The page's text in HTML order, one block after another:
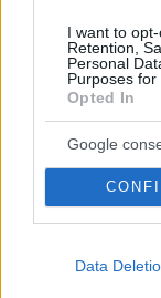
I want to
Retention,
Personal
Purposes for
Opted In
Google
Data
Σφουγγάτο: 8
απλό μέχρι το
Ποιες είναι οι
μέλισσες και
πριν 14 λεπτά
Σαλάχ:
Τραμπζονσπόρ
φωτογραφίες
πριν 20 λεπτά
πριν 21 λεπτά